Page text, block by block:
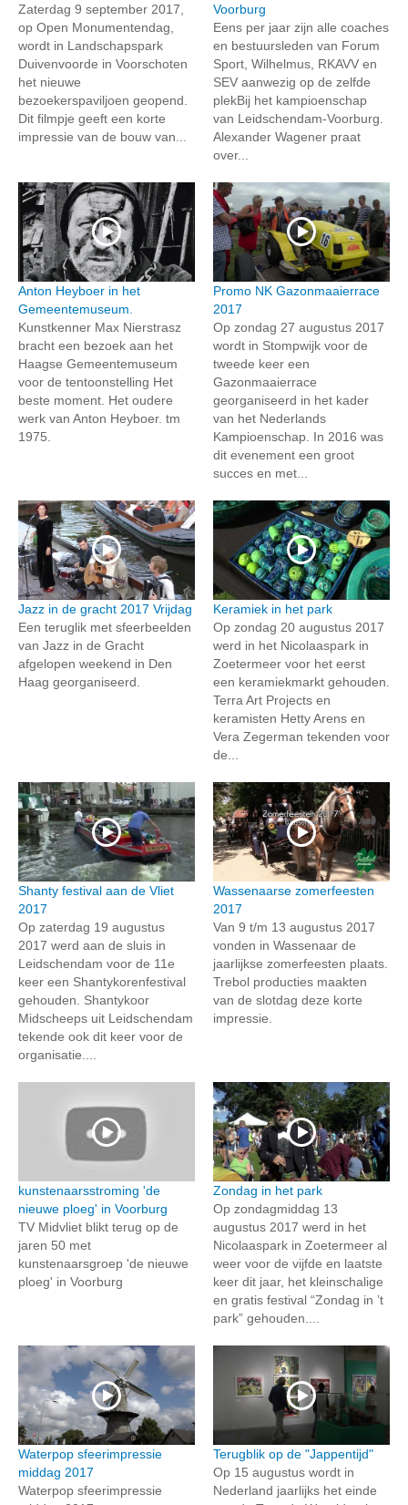
Zaterdag 9 september 2017,
op Open Monumentendag,
wordt in Landschapspark
Duivenvoorde in Voorschoten
het nieuwe
bezoekerspaviljoen geopend.
Dit filmpje geeft een korte
impressie van de bouw van...
Voorburg
Eens per jaar zijn alle coaches
en bestuursleden van Forum
Sport, Wilhelmus, RKAVV en
SEV aanwezig op de zelfde
plekBij het kampioenschap
van Leidschendam-Voorburg.
Alexander Wagener praat
over...
Anton Heyboer in het
Gemeentemuseum.
Kunstkenner Max Nierstrasz
bracht een bezoek aan het
Haagse Gemeentemuseum
voor de tentoonstelling Het
beste moment. Het oudere
werk van Anton Heyboer. tm
1975.
Promo NK Gazonmaaierrace
2017
Op zondag 27 augustus 2017
wordt in Stompwijk voor de
tweede keer een
Gazonmaaierrace
georganiseerd in het kader
van het Nederlands
Kampioenschap. In 2016 was
dit evenement een groot
succes en met...
Jazz in de gracht 2017 Vrijdag
Een teruglik met sfeerbeelden
van Jazz in de Gracht
afgelopen weekend in Den
Haag georganiseerd.
Keramiek in het park
Op zondag 20 augustus 2017
werd in het Nicolaaspark in
Zoetermeer voor het eerst
een keramiekmarkt gehouden.
Terra Art Projects en
keramisten Hetty Arens en
Vera Zegerman tekenden voor
de...
Shanty festival aan de Vliet
2017
Op zaterdag 19 augustus
2017 werd aan de sluis in
Leidschendam voor de 11e
keer een Shantykorenfestival
gehouden. Shantykoor
Midscheeps uit Leidschendam
tekende ook dit keer voor de
organisatie....
Wassenaarse zomerfeesten
2017
Van 9 t/m 13 augustus 2017
vonden in Wassenaar de
jaarlijkse zomerfeesten plaats.
Trebol producties maakten
van de slotdag deze korte
impressie.
kunstenaarsstroming 'de
nieuwe ploeg' in Voorburg
TV Midvliet blikt terug op de
jaren 50 met
kunstenaarsgroep 'de nieuwe
ploeg' in Voorburg
Zondag in het park
Op zondagmiddag 13
augustus 2017 werd in het
Nicolaaspark in Zoetermeer al
weer voor de vijfde en laatste
keer dit jaar, het kleinschalige
en gratis festival “Zondag in ’t
park” gehouden....
Waterpop sfeerimpressie
middag 2017
Waterpop sfeerimpressie
Terugblik op de "Jappentijd"
Op 15 augustus wordt in
Nederland jaarlijks het einde